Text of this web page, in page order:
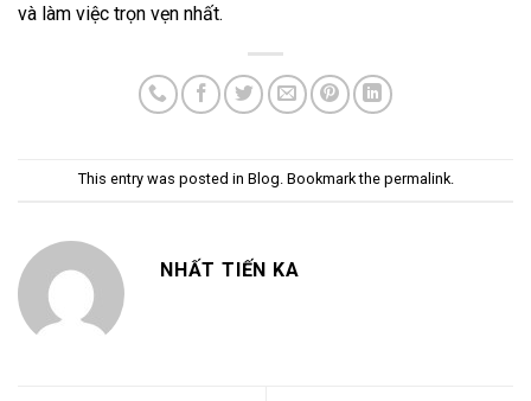
và làm việc trọn vẹn nhất.
This entry was posted in Blog . Bookmark the permalink.
NHẤT TIẾN KA